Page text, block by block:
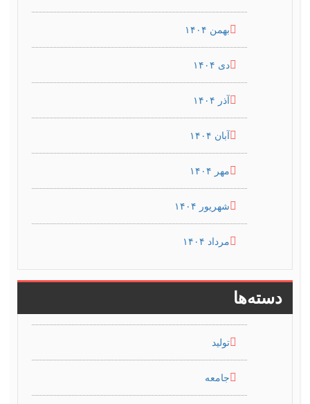
بهمن ۱۴۰۴
دی ۱۴۰۴
آذر ۱۴۰۴
آبان ۱۴۰۴
مهر ۱۴۰۴
شهریور ۱۴۰۴
مرداد ۱۴۰۴
دسته‌ها
تولید
جامعه